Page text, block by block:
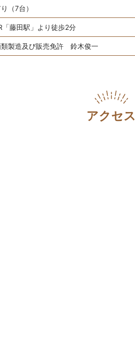
（7台）
「藤田駅」より徒歩2分
製造及び販売免許 鈴木俊一
アクセス